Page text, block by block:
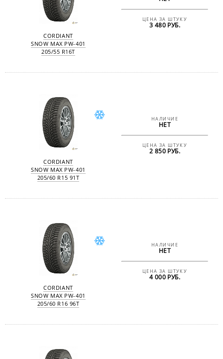
CORDIANT
SNOW MAX PW-401
205/55 R16T
ЦЕНА ЗА ШТУКУ
3 480 РУБ.
CORDIANT
SNOW MAX PW-401
205/60 R15 91T
НАЛИЧИЕ
НЕТ
ЦЕНА ЗА ШТУКУ
2 850 РУБ.
CORDIANT
SNOW MAX PW-401
205/60 R16 96T
НАЛИЧИЕ
НЕТ
ЦЕНА ЗА ШТУКУ
4 000 РУБ.